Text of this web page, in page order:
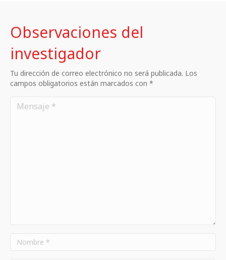
Observaciones del
investigador
Tu dirección de correo electrónico no será publicada. Los
campos obligatorios están marcados con *